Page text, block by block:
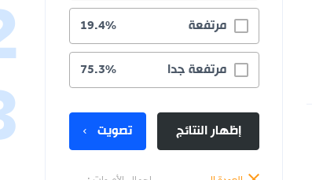
مرتفعة 19.4%
مرتفعة جدا 75.3%
إظهار النتائج تصويت